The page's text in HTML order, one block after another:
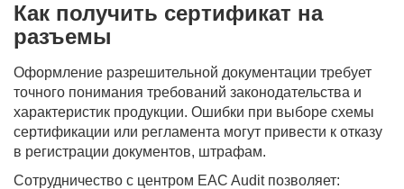
Как получить сертификат на
разъемы
Оформление разрешительной документации требует
точного понимания требований законодательства и
характеристик продукции. Ошибки при выборе схемы
сертификации или регламента могут привести к отказу
в регистрации документов, штрафам.
Сотрудничество с центром EAC Audit позволяет: